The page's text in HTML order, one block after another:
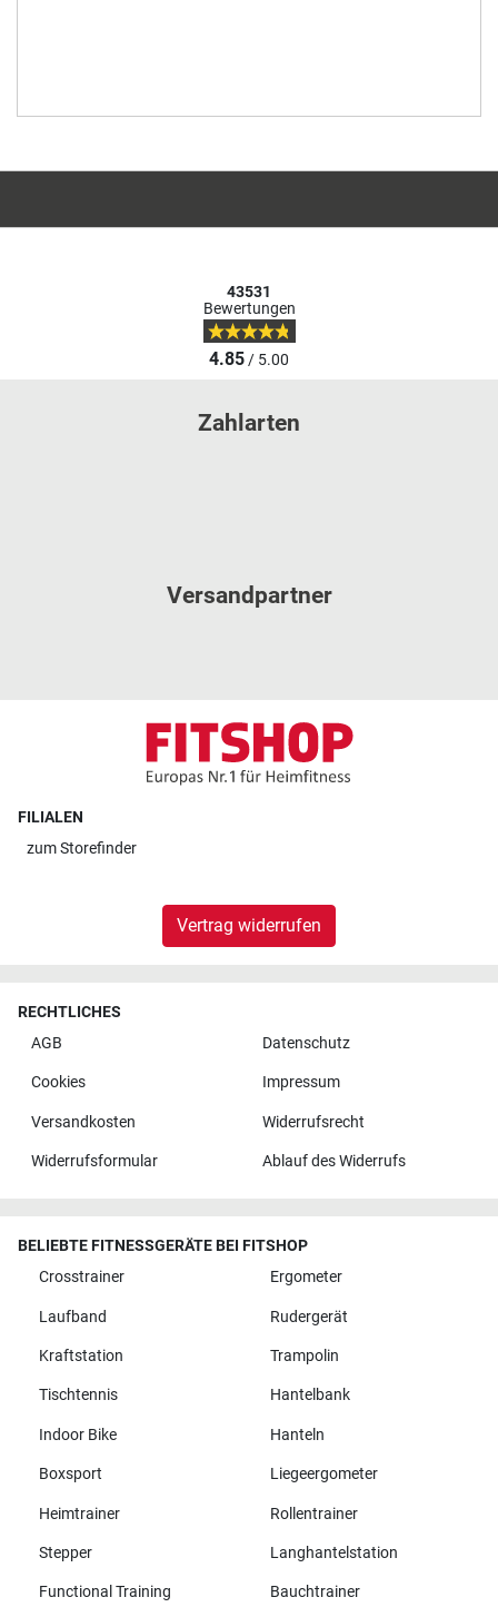
43531
Bewertungen
4.85/ 5.00
Zahlarten
Versandpartner
FILIALEN
zumStorefinder
Vertrag widerrufen
RECHTLICHES
AGB
Datenschutz
Cookies Impressum
Versandkosten Widerrufsrecht
Widerrufsformular Ablauf des Widerrufs
BELIEBTE FITNESSGERÄTE BEI FITSHOP
Crosstrainer
Ergometer
Laufband Rudergerät
Kraftstation Trampolin
Tischtennis Hantelbank
Indoor Bike Hanteln
Boxsport Liegeergometer
Heimtrainer Rollentrainer
Stepper Langhantelstation
Functional Training Bauchtrainer